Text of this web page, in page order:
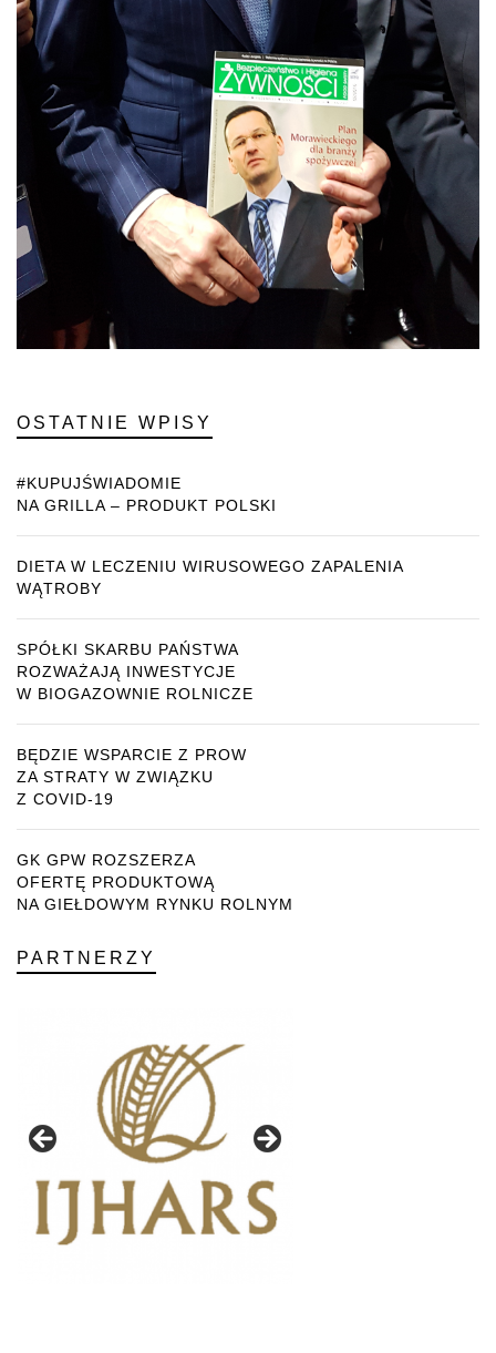
OSTATNIE WPISY
#KUPUJŚWIADOMIE
NA GRILLA – PRODUKT POLSKI
DIETA W LECZENIU WIRUSOWEGO ZAPALENIA
WĄTROBY
SPÓŁKI SKARBU PAŃSTWA
ROZWAŻAJĄ INWESTYCJE
W BIOGAZOWNIE ROLNICZE
BĘDZIE WSPARCIE Z PROW
ZA STRATY W ZWIĄZKU
Z COVID-19
GK GPW ROZSZERZA
OFERTĘ PRODUKTOWĄ
NA GIEŁDOWYM RYNKU ROLNYM
PARTNERZY